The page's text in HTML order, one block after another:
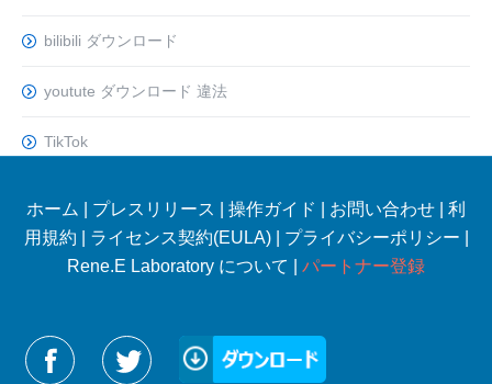
bilibili ダウンロード
youtute ダウンロード 違法
TikTok
ホーム プレスリリース 操作ガイド お問い合わせ
利
用規約
ライセンス契約(EULA)| プライバシーポリシー
Rene.E Laboratory について | パートナー登録
Reneelabをフォローする